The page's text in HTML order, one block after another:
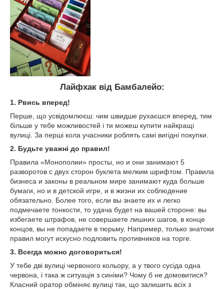
Лайфхак від Бамбалейо:
1. Рвись вперед!
Перше, що усвідомлюєш: чим швидше рухаєшся вперед, тим
більше у тебе можливостей і ти можеш купити найкращі
вулиці. За перші кола учасники роблять самі вигідні покупки.
2. Будьте уважні до правил!
Правила «Монополии» просты, но и они занимают 5
разворотов с двух сторон буклета мелким шрифтом. Правила
бизнеса и законы в реальном мире занимают куда больше
бумаги, но и в детской игре, и в жизни их соблюдение
обязательно. Более того, если вы знаете их и легко
подмечаете тонкости, то удача будет на вашей стороне: вы
избегаете штрафов, не совершаете лишних шагов, в конце
концов, вы не попадаете в тюрьму. Например, только знатоки
правил могут искусно подловить противников на торге.
3. Всегда можно договориться!
У тебе дві вулиці червоного кольору, а у твого сусіда одна
червона, і така ж ситуація з синіми? Чому б не домовитися?
Класний оратор обміняє вулиці так, що залишить всіх з